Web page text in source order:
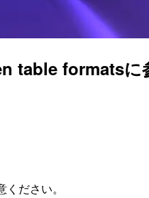
formatsに
ださい。